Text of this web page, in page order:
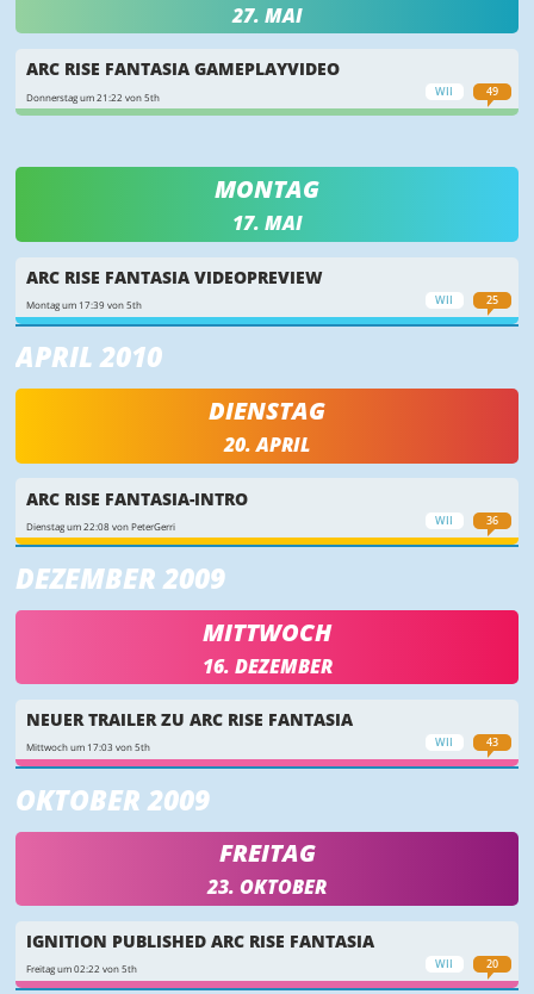
27. MAI
WII 49
ARC RISE FANTASIA GAMEPLAYVIDEO
Donnerstag um 21:22 von 5th
MONTAG
17. MAI
WII 25
ARC RISE FANTASIA VIDEOPREVIEW
Montag um 17:39 von 5th
APRIL 2010
DIENSTAG
20. APRIL
WII 36
ARC RISE FANTASIA-INTRO
Dienstag um 22:08 von PeterGerri
DEZEMBER 2009
MITTWOCH
16. DEZEMBER
WII 43
NEUER TRAILER ZU ARC RISE FANTASIA
Mittwoch um 17:03 von 5th
OKTOBER 2009
FREITAG
23. OKTOBER
WII 20
IGNITION PUBLISHED ARC RISE FANTASIA
Freitag um 02:22 von 5th